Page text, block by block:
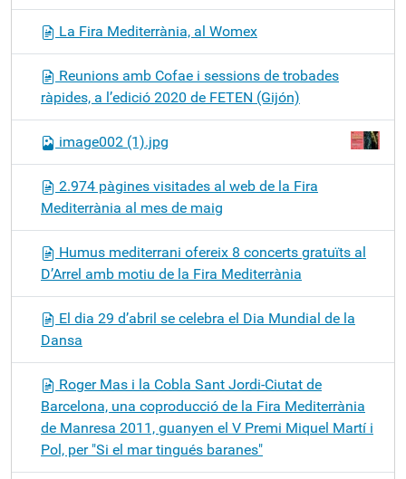
La Fira Mediterrània, al Womex
Reunions amb Cofae i sessions de trobades
ràpides, a l’edició 2020 de FETEN (Gijón)
image002 (1).jpg
2.974 pàgines visitades al web de la Fira
Mediterrània al mes de maig
Humus mediterrani ofereix 8 concerts gratuïts al
D’Arrel amb motiu de la Fira Mediterrània
El dia 29 d’abril se celebra el Dia Mundial de la
Dansa
Roger Mas i la Cobla Sant Jordi-Ciutat de
Barcelona, una coproducció de la Fira Mediterrània
de Manresa 2011, guanyen el V Premi Miquel Martí i
Pol, per "Si el mar tingués baranes"